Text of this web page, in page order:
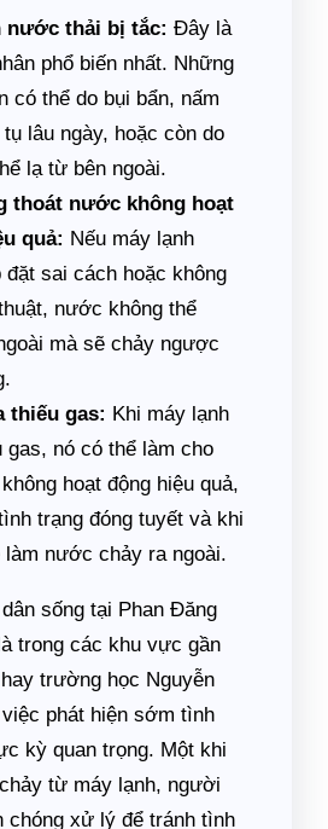
nước thải bị tắc: Đây là
phổ biến nhất. Những
có thể do bụi bẩn, nấm
lâu ngày, hoặc còn do
lạ từ bên ngoài.
thoát nước không hoạt
quả: Nếu máy lạnh
sai cách hoặc không
nước không thể
mà sẽ chảy ngược
thiếu gas: Khi máy lạnh
gas, nó có thể làm cho
hoạt động hiệu quả,
trạng đóng tuyết và khi
làm nước chảy ra ngoài.
sống tại Phan Đăng
trong các khu vực gần
trường học Nguyễn
phát hiện sớm tình
kỳ quan trọng. Một khi
từ máy lạnh, người
chóng xử lý để tránh tình